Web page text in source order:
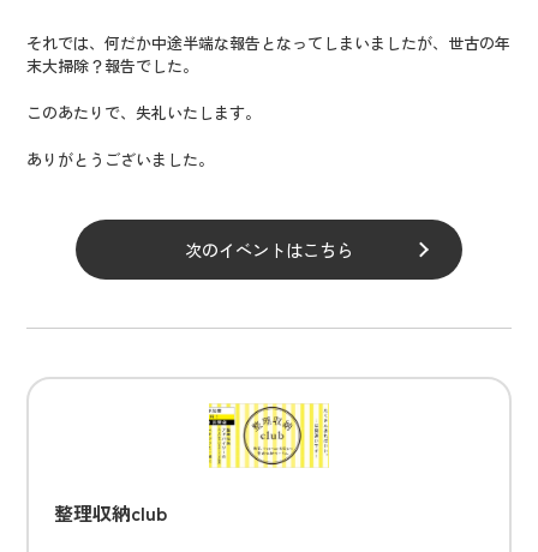
それでは、何だか中途半端な報告となってしまいましたが、世古の年
末大掃除？報告でした。
このあたりで、失礼いたします。
ありがとうございました。
次のイベントはこちら
整理収納club